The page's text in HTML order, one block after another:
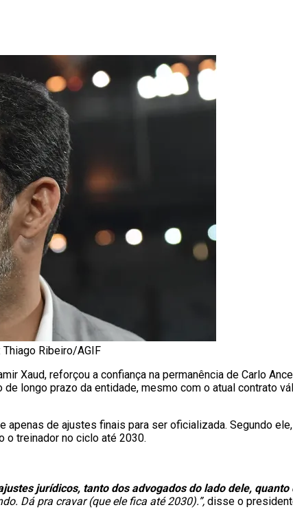
Thiago Ribeiro/AGIF
Xaud, reforçou a confiança na permanência de Carlo
longo prazo da entidade, mesmo com o atual contrato
apenas de ajustes finais para ser oficializada. Segundo
o treinador no ciclo até 2030.
jurídicos, tanto dos advogados do lado dele, quanto
Dá pra cravar (que ele fica até 2030).”, disse o